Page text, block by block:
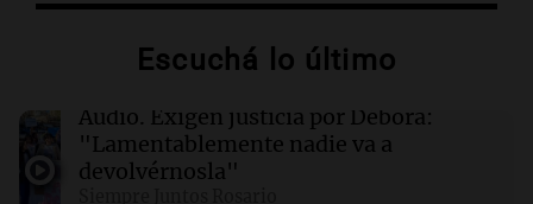
preservación del Templo de Yaguarón,
10:34 Siempre Juntos Rosario
La marcha de gremios y organizaciones
sociales por San Cayetano avanza hacia el
Monumento
Escuchá lo último
Audio. Exigen justicia por Débora:
"Lamentablemente nadie va a
devolvérnosla"